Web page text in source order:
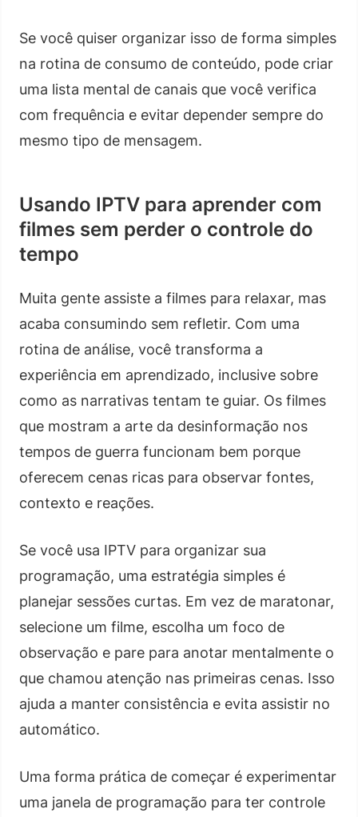
Se você quiser organizar isso de forma simples
na rotina de consumo de conteúdo, pode criar
uma lista mental de canais que você verifica
com frequência e evitar depender sempre do
mesmo tipo de mensagem.
Usando IPTV para aprender com
filmes sem perder o controle do
tempo
Muita gente assiste a filmes para relaxar, mas
acaba consumindo sem refletir. Com uma
rotina de análise, você transforma a
experiência em aprendizado, inclusive sobre
como as narrativas tentam te guiar. Os filmes
que mostram a arte da desinformação nos
tempos de guerra funcionam bem porque
oferecem cenas ricas para observar fontes,
contexto e reações.
Se você usa IPTV para organizar sua
programação, uma estratégia simples é
planejar sessões curtas. Em vez de maratonar,
selecione um filme, escolha um foco de
observação e pare para anotar mentalmente o
que chamou atenção nas primeiras cenas. Isso
ajuda a manter consistência e evita assistir no
automático.
Uma forma prática de começar é experimentar
uma janela de programação para ter controle